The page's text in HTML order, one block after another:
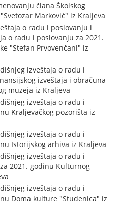
člana Školskog
Marković" iz Kraljeva
o radu i poslovanju i
o radu i poslovanju za 2021.
"Stefan Prvovenčani" iz
izveštaja o radu i
izveštaja i obračuna
muzeja iz Kraljeva
izveštaja o radu i
Kraljevačkog pozorišta iz
izveštaja o radu i
Istorijskog arhiva iz Kraljeva
izveštaja o radu i
2021. godinu Kulturnog
izveštaja o radu i
Doma kulture "Studenica" iz